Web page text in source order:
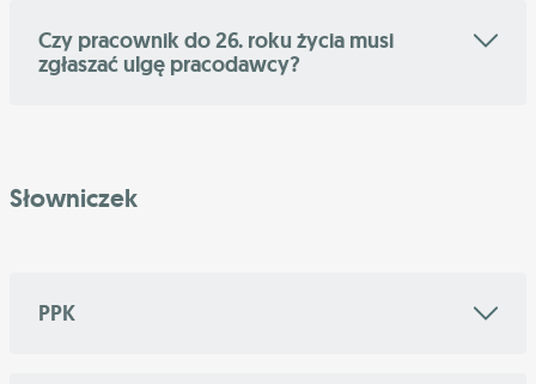
Czy pracownik do 26. roku życia musi
zgłaszać ulgę pracodawcy?
Słowniczek
PPK